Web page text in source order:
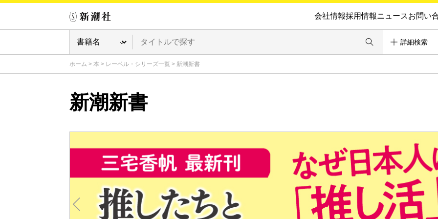
会社情報採用情報ニュースお問い
詳細検索
ホーム > 本 > レーベル・シリーズ一覧 > 新潮新書
新潮新書